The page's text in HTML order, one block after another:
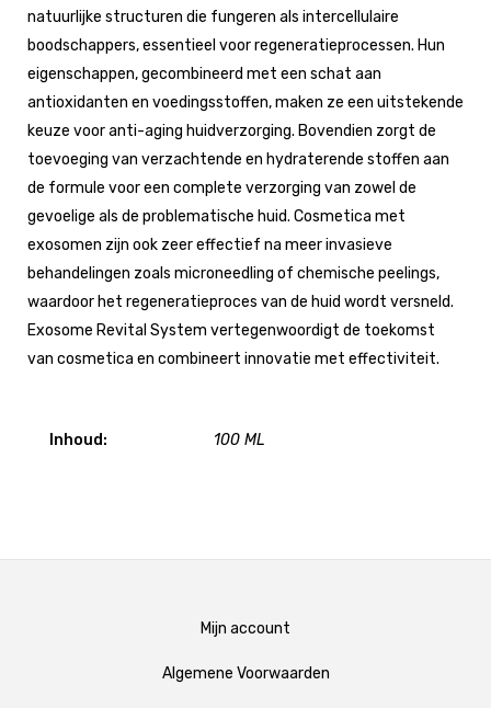
natuurlijke structuren die fungeren als intercellulaire
boodschappers, essentieel voor regeneratieprocessen. Hun
eigenschappen, gecombineerd met een schat aan
antioxidanten en voedingsstoffen, maken ze een uitstekende
keuze voor anti-aging huidverzorging. Bovendien zorgt de
toevoeging van verzachtende en hydraterende stoffen aan
de formule voor een complete verzorging van zowel de
gevoelige als de problematische huid. Cosmetica met
exosomen zijn ook zeer effectief na meer invasieve
behandelingen zoals microneedling of chemische peelings,
waardoor het regeneratieproces van de huid wordt versneld.
Exosome Revital System vertegenwoordigt de toekomst
van cosmetica en combineert innovatie met effectiviteit.
Inhoud: 100 ML
Mijn account
Algemene Voorwaarden